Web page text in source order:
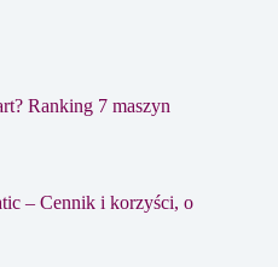
Ranking 7 maszyn
– Cennik i korzyści, o